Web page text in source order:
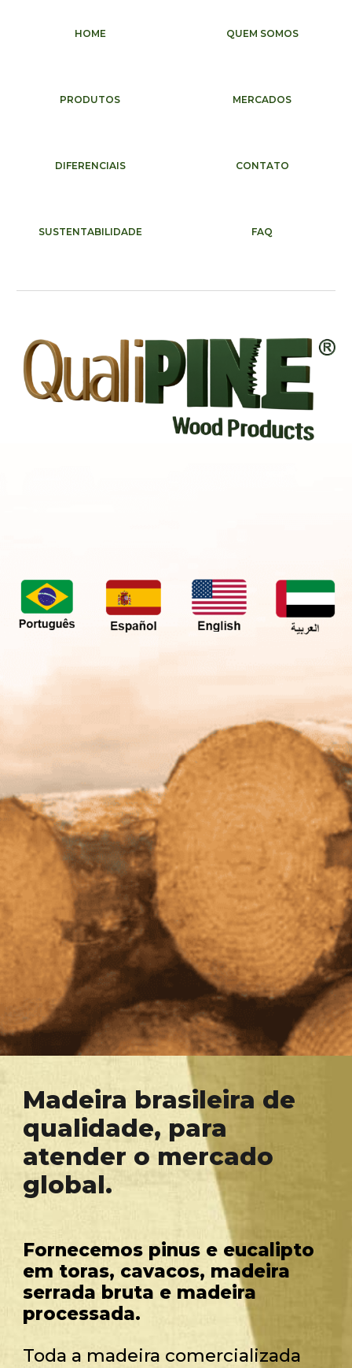
Skip to main content Skip to navigation
HOME QUEM SOMOS
PRODUTOS MERCADOS
DIFERENCIAIS CONTATO
SUSTENTABILIDADE FAQ
Madeira brasileira de
qualidade, para
atender o mercado
global.
Fornecemos pinus e eucalipto
em toras, cavacos, madeira
serrada bruta e madeira
processada.
Toda a madeira comercializada